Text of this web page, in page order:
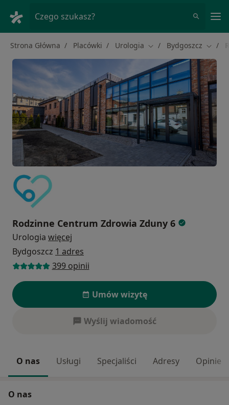
Czego szukasz?
Strona Główna Placówki Urologia Zmień miasto
Bydgoszcz
Rodzinne Centrum Zdrowia Zduny 6
Urologia więcej
Bydgoszcz 1 adres
399 opinii
Umów wizytę
Wyślij wiadomość
O nas Usługi Specjaliści Adresy Opinie
O nas